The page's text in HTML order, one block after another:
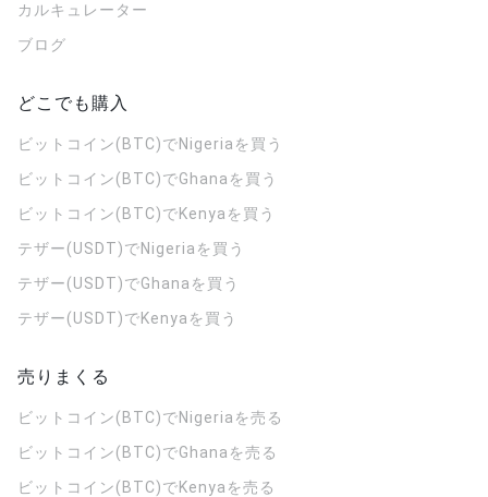
カルキュレーター
ブログ
どこでも購入
ビットコイン(BTC)でNigeriaを買う
ビットコイン(BTC)でGhanaを買う
ビットコイン(BTC)でKenyaを買う
テザー(USDT)でNigeriaを買う
テザー(USDT)でGhanaを買う
テザー(USDT)でKenyaを買う
売りまくる
ビットコイン(BTC)でNigeriaを売る
ビットコイン(BTC)でGhanaを売る
ビットコイン(BTC)でKenyaを売る